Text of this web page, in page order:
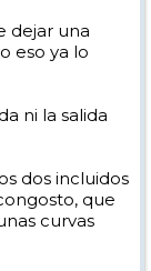
dejar una
eso ya lo
ni la salida
dos incluidos
que
curvas